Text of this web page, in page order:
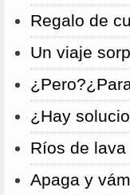
Regalo de
Un viaje
¿Hay
Ríos de lava
Apaga y